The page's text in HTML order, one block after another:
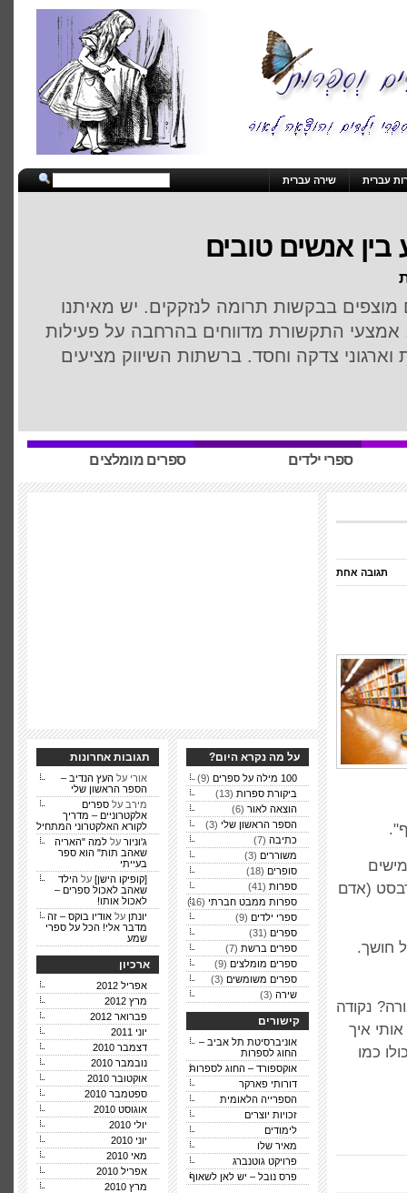
עברית שירה עברית
אנשים טובים
מוצפים בבקשות תרומה לנזקקים. יש מאיתנו
התקשורת מדווחים בהרחבה על פעילות
צדקה וחסד. ברשתות השיווק מציעים
ספרי ילדים ספרים מומלצים
תגובה אחת
(אדם
חושך.
נקודה
איך
כמו
על מה נקרא היום?
100 מילה על ספרים
(9)
ביקורת ספרות (13)
הוצאה לאור (6)
הספר הראשון שלי (3)
כתיבה (7)
משוררים (3)
סופרים (18)
ספרות (41)
ספרות ממבט חברתי (16)
ספרי ילדים (9)
ספרים (31)
ספרים ברשת (7)
ספרים מומלצים (9)
ספרים משומשים (3)
שירה (3)
קישורים
אוניברסיטת תל אביב –
החוג לספרות
אוקספורד – החוג לספרות
דורותי פארקר
הספרייה הלאומית
זכויות יוצרים
לימודים
מאיר שלו
פרויקט גוטנברג
פרס נובל – יש לאן לשאוף
תגובות אחרונות
אורי על העץ הנדיב –
הספר הראשון שלי
מירב על ספרים
אלקטרוניים – מדריך
לקורא האלקטרוני המתחיל
ג'וניור על למה "האריה
שאהב תות" הוא ספר
בעייתי
[קופיקו הישן] על הילד
שאהב לאכול ספרים –
לאכול אותו!
יונתן על אודיו בוקס – זה
מדבר אלי! הכל על ספרי
שמע
ארכיון
אפריל 2012
מרץ 2012
פברואר 2012
יוני 2011
דצמבר 2010
נובמבר 2010
אוקטובר 2010
ספטמבר 2010
אוגוסט 2010
יולי 2010
יוני 2010
מאי 2010
אפריל 2010
מרץ 2010